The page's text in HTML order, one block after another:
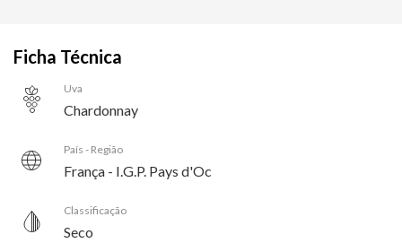
Ficha Técnica
Uva
Chardonnay
País - Região
França - I.G.P. Pays d'Oc
Classificação
Seco